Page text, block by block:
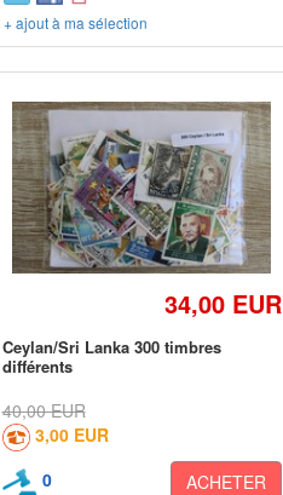
+ ajout à ma sélection
34,00 EUR
Ceylan/Sri Lanka 300 timbres
différents
40,00 EUR
3,00 EUR
0
ACHETER